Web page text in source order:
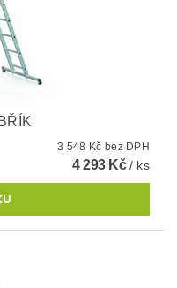
3 548 Kč bez DPH
4 293 Kč/ ks